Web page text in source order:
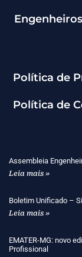
Política de
Política de
Assembleia
Leia mais »
Boletim Unificado –
Leia mais »
EMATER-MG: novo
Profissional